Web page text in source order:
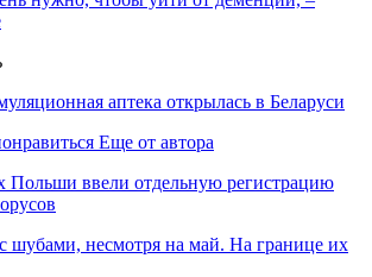
аптека открылась в Беларуси
Еще от автора
Польши ввели отдельную регистрацию
шубами, несмотря на май. На границе их